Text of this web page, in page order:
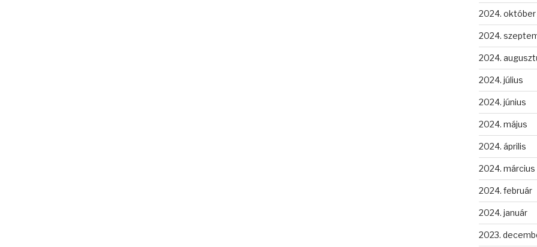
2024. október
2024.
2024.
2024. július
2024. június
2024. május
2024. április
2024. március
2024. február
2024. január
2023.